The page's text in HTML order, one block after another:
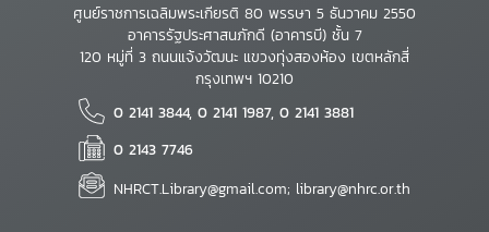
ศูนย์ราชการเฉลิมพระเกียรติ 80 พรรษา 5 ธันวาคม 2550
อาคารรัฐประศาสนภักดี (อาคารบี) ชั้น 7
120 หมู่ที่ 3 ถนนแจ้งวัฒนะ แขวงทุ่งสองห้อง เขตหลักสี่
กรุงเทพฯ 10210
0 2141 3844, 0 2141 1987, 0 2141 3881
0 2143 7746
NHRCT.Library@gmail.com; library@nhrc.or.th